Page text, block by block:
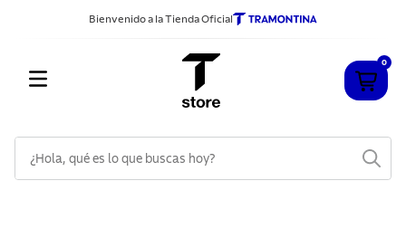
Bienvenido a la Tienda Oficial
0